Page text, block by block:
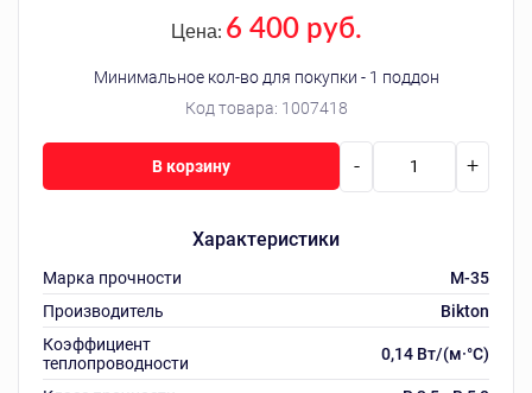
Код товара: 1007418
Цена: 6 400 руб.
Минимальное кол-во для покупки - 1 поддон
Характеристики
Марка прочности
M-35
Производитель
Bikton
Коэффициент
теплопроводности
0,14 Вт/(м·°C)
- +
В корзину